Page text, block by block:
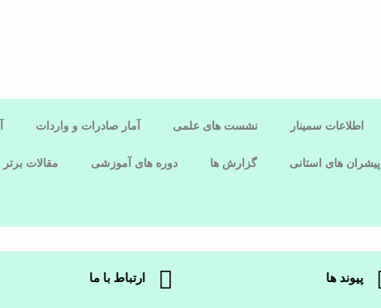
اطلاعات سمینار نشست های علمی آمار صادرات و واردات
پیشران های استانی گزارش ها دوره های آموزشی مقالات برتر
پیوند ها ارتباط با ما